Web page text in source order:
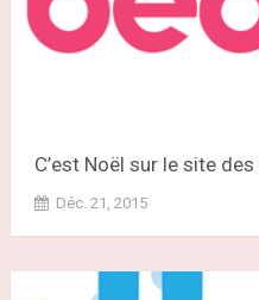
C’est Noël sur le site
Déc. 21, 2015